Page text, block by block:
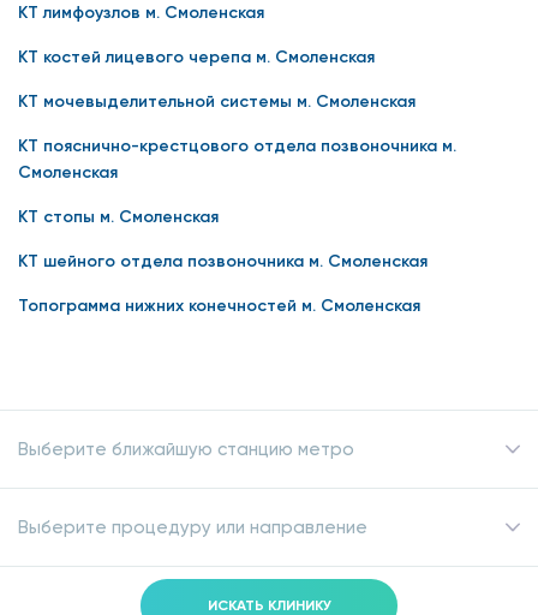
КТ лимфоузлов м. Смоленская
КТ костей лицевого черепа м. Смоленская
КТ мочевыделительной системы м. Смоленская
КТ пояснично-крестцового отдела позвоночника м.
Смоленская
КТ стопы м. Смоленская
КТ шейного отдела позвоночника м. Смоленская
Топограмма нижних конечностей м. Смоленская
Выберите ближайшую станцию метро
Выберите процедуру или направление
ИСКАТЬ КЛИНИКУ